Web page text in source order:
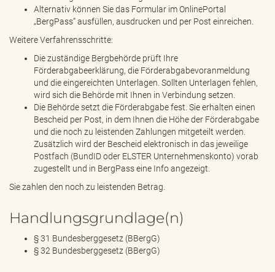
Alternativ können Sie das Formular im OnlinePortal
„BergPass“ ausfüllen, ausdrucken und per Post einreichen.
Weitere Verfahrensschritte:
Die zuständige Bergbehörde prüft Ihre
Förderabgabeerklärung, die Förderabgabevoranmeldung
und die eingereichten Unterlagen. Sollten Unterlagen fehlen,
wird sich die Behörde mit Ihnen in Verbindung setzen.
Die Behörde setzt die Förderabgabe fest. Sie erhalten einen
Bescheid per Post, in dem Ihnen die Höhe der Förderabgabe
und die noch zu leistenden Zahlungen mitgeteilt werden.
Zusätzlich wird der Bescheid elektronisch in das jeweilige
Postfach (BundID oder ELSTER Unternehmenskonto) vorab
zugestellt und in BergPass eine Info angezeigt.
Sie zahlen den noch zu leistenden Betrag.
Handlungsgrundlage(n)
§ 31 Bundesberggesetz (BBergG)
§ 32 Bundesberggesetz (BBergG)